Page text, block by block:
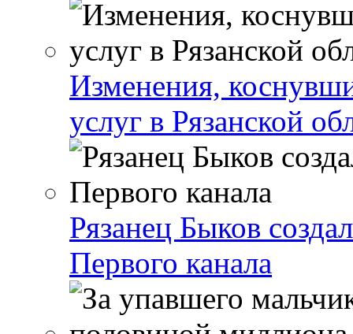
Изменения,
услуг в Рязанской
Рязанец Быков
Первого канала